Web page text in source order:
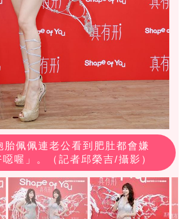
佩佩連老公看到肥肚都會嫌
喔」。（記者邱榮吉/攝影）